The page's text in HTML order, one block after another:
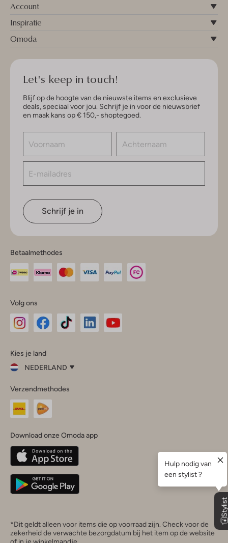
Account
Inspiratie
Omoda
Let's keep in touch!
Blijf op de hoogte van de nieuwste items en exclusieve
deals, speciaal voor jou. Schrijf je in voor de nieuwsbrief
en maak kans op € 150,- shoptegoed.
Schrijf je in
Betaalmethodes
Volg ons
InstagramFacebook
Kies je land
NEDERLAND
je
land
Nederland
Belgique(Français)
Deutschland
Verzendmethodes
Download onze Omoda app
*Dit geldt alleen voor items die op voorraad zijn. Check voor de
zekerheid de verwachte bezorgdatum bij het item op de website